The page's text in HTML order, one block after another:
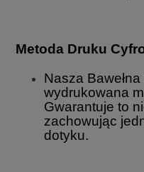
Metoda Druku
Nasza
wydrukowana
Gwarantuje to
zachowując
dotyku.